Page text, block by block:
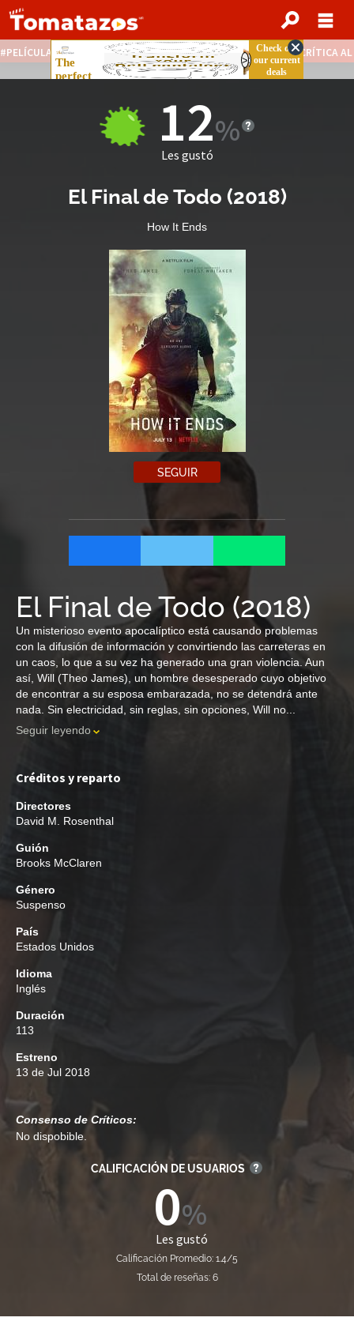
PELÍCULAS STREAMING GRATIS NOTICIAS DESTACADAS CRÍTICA
12
Les gustó
El Final de Todo (2018)
How It Ends
SEGUIR
El Final de Todo (2018)
Un misterioso evento apocalíptico está causando problemas
con la difusión de información y convirtiendo las carreteras en
un caos, lo que a su vez ha generado una gran violencia. Aun
así, Will (Theo James), un hombre desesperado cuyo objetivo
de encontrar a su esposa embarazada, no se detendrá ante
nada. Sin electricidad, sin reglas, sin opciones, Will no...
Seguir leyendo
Créditos y reparto
Directores
David M. Rosenthal
Guión
Brooks McClaren
Género
Suspenso
País
Estados Unidos
Idioma
Inglés
Duración
113
Estreno
13 de Jul 2018
Consenso de Críticos:
No dispobible.
CALIFICACIÓN DE USUARIOS
0
Les gustó
Calificación Promedio: 1.4/5
Total de reseñas: 6